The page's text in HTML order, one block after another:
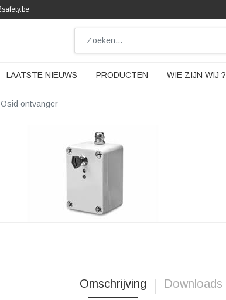
LAATSTE NIEUWS PRODUCTEN WIE ZIJN WIJ ?
ontvanger
Omschrijving Downloads